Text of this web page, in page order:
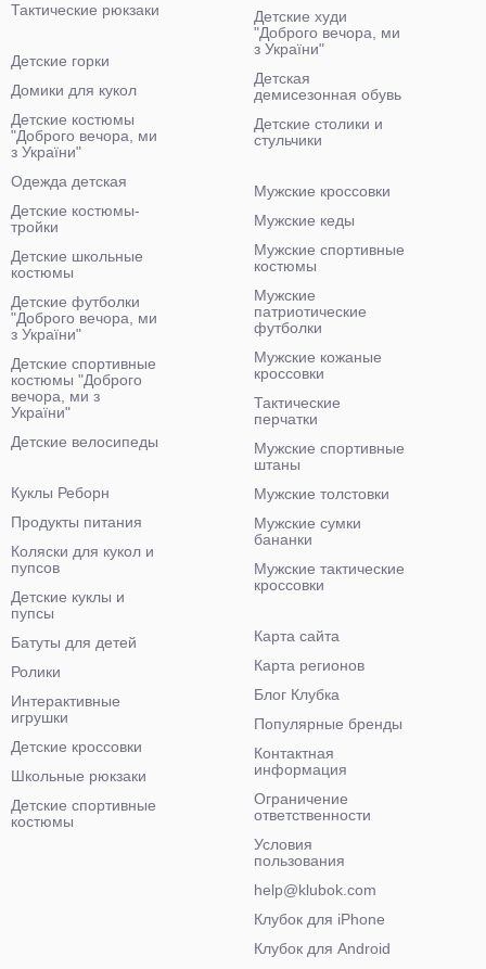
Тактические рюкзаки
Детские худи
"Доброго вечора, ми
з України"
Детская
демисезонная обувь
Детские столики и
стульчики
Детские горки
Домики для кукол
Детские костюмы
"Доброго вечора, ми
з України"
Одежда детская
Детские костюмы-
тройки
Детские школьные
костюмы
Детские футболки
"Доброго вечора, ми
з України"
Детские спортивные
костюмы "Доброго
вечора, ми з
України"
Детские велосипеды
Мужские кроссовки
Мужские кеды
Мужские спортивные
костюмы
Мужские
патриотические
футболки
Мужские кожаные
кроссовки
Тактические
перчатки
Мужские спортивные
штаны
Мужские толстовки
Мужские сумки
бананки
Мужские тактические
кроссовки
Куклы Реборн
Продукты питания
Коляски для кукол и
пупсов
Детские куклы и
пупсы
Батуты для детей
Ролики
Интерактивные
игрушки
Детские кроссовки
Школьные рюкзаки
Детские спортивные
костюмы
Карта сайта
Карта регионов
Блог Клубка
Популярные бренды
Контактная
информация
Ограничение
ответственности
Условия
пользования
help@klubok.com
Клубок для iPhone
Клубок для Android